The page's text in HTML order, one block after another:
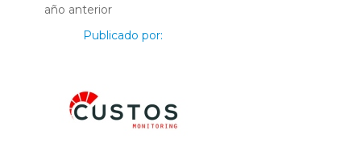
año anterior
Publicado por: